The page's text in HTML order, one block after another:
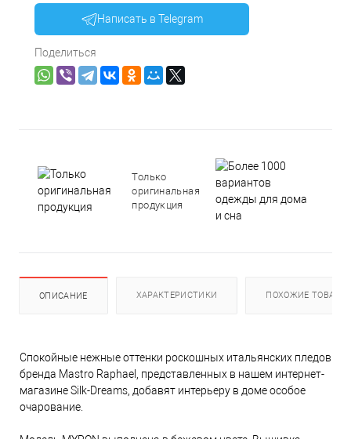
Написать в Telegram
Поделиться
Только
оригинальная
продукция
ОПИСАНИЕ ХАРАКТЕРИСТИКИ ПОХОЖИЕ ТОВАРЫ
Спокойные нежные оттенки роскошных итальянских пледов
бренда Mastro Raphael, представленных в нашем интернет-
магазине Silk-Dreams, добавят интерьеру в доме особое
очарование.